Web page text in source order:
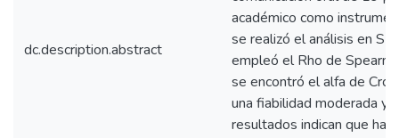
dc.description.abstract
académico como
se realizó el análisis en
empleó el Rho de
se encontró el alfa de
una fiabilidad moderada y
resultados indican que